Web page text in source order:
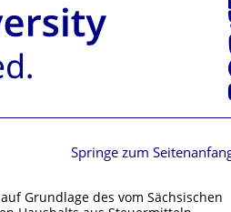
Springe zum
Grundlage des vom Sächsischen